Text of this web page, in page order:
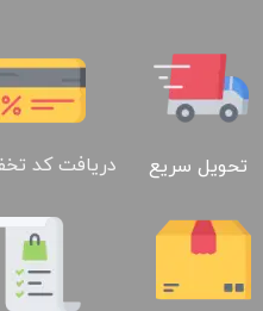
تحویل سریع دریافت کد